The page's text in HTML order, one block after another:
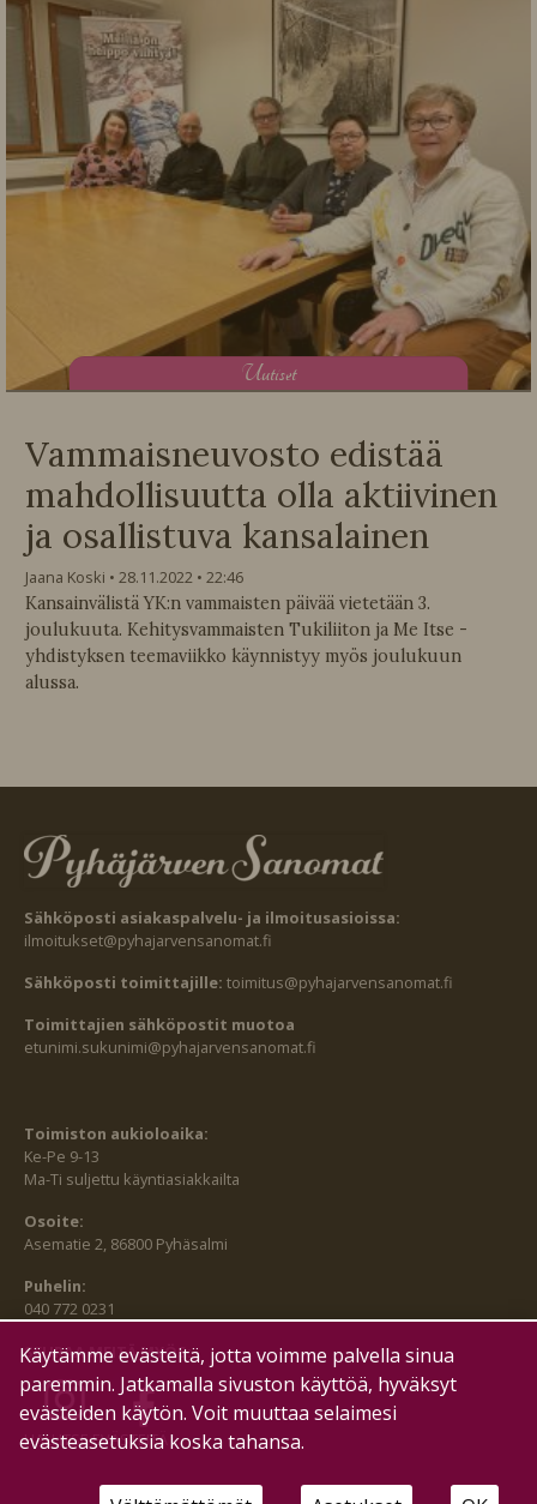
Uutiset
Vammaisneuvosto edistää
mahdollisuutta olla aktiivinen
ja osallistuva kansalainen
Jaana Koski 28.11.2022
22:46
Kansainvälistä YK:n vammaisten päivää vietetään 3.
joulukuuta. Kehitysvammaisten Tukiliiton ja Me Itse -
yhdistyksen teemaviikko käynnistyy myös joulukuun
alussa.
Sähköposti asiakaspalvelu- ja ilmoitusasioissa:
ilmoitukset@pyhajarvensanomat.fi
Sähköposti toimittajille: toimitus@pyhajarvensanomat.fi
Toimittajien sähköpostit muotoa
etunimi.sukunimi@pyhajarvensanomat.fi
Toimiston aukioloaika:
Ke-Pe 9-13
Ma-Ti suljettu käyntiasiakkailta
Osoite:
Asematie 2, 86800 Pyhäsalmi
Puhelin:
040 772 0231
SEURAA MEITÄ MYÖS:
HALLITSE EVÄSTEITÄ
Käytämme evästeitä, jotta voimme palvella sinua
paremmin. Jatkamalla sivuston käyttöä, hyväksyt
evästeiden käytön. Voit muuttaa selaimesi
evästeasetuksia koska tahansa.